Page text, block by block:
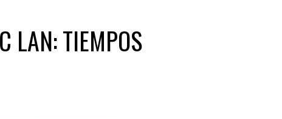
LAN: TIEMPOS